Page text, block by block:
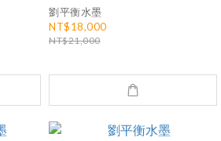
劉平衡水墨
NT$18,000
NT$21,000